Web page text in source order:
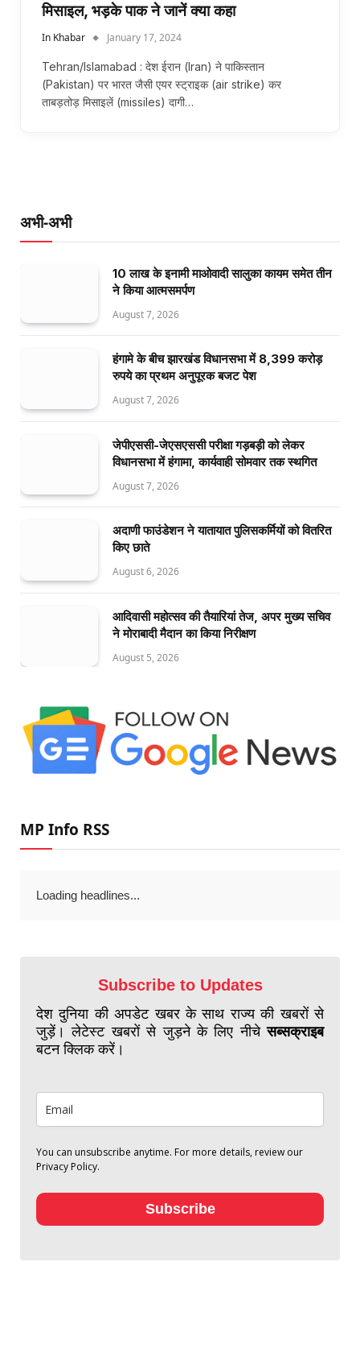
मिसाइल, भड़के पाक ने जानें क्या कहा
In Khabar January 17, 2024
Tehran/Islamabad : देश ईरान (Iran) ने पाकिस्तान
(Pakistan) पर भारत जैसी एयर स्ट्राइक (air strike) कर
ताबड़तोड़ मिसाइलें (missiles) दागी…
अभी-अभी
10 लाख के इनामी माओवादी सालुका कायम समेत तीन
ने किया आत्मसमर्पण
August 7, 2026
हंगामे के बीच झारखंड विधानसभा में 8,399 करोड़
रुपये का प्रथम अनुपूरक बजट पेश
August 7, 2026
जेपीएससी-जेएसएससी परीक्षा गड़बड़ी को लेकर
विधानसभा में हंगामा, कार्यवाही सोमवार तक स्थगित
August 7, 2026
अदाणी फाउंडेशन ने यातायात पुलिसकर्मियों को वितरित
किए छाते
August 6, 2026
आदिवासी महोत्सव की तैयारियां तेज, अपर मुख्य सचिव
ने मोराबादी मैदान का किया निरीक्षण
August 5, 2026
MP Info RSS
Loading headlines...
Subscribe to Updates
देश दुनिया की अपडेट खबर के साथ राज्य की खबरों से
जुड़ें। लेटेस्ट खबरों से जुड़ने के लिए नीचेसब्सक्राइब
बटन क्लिक करें।
You can unsubscribe anytime. For more details, review our
Privacy Policy.
Subscribe